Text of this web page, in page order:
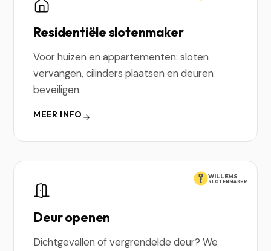
Residentiële slotenmaker
Voor huizen en appartementen: sloten
vervangen, cilinders plaatsen en deuren
beveiligen.
MEER INFO
WILLEMS
SLOTENMAKER
Deur openen
Dichtgevallen of vergrendelde deur? We